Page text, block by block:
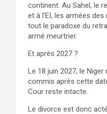
continent. Au Sahel, le
et à l’EI, les armées
tout le paradoxe du
armé meurtrier.
Et après 2027 ?
Le 18 juin 2027, le
commis après cette
Cour reste intacte.
Le divorce est donc